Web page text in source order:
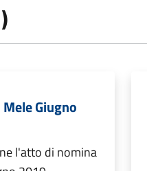
Giugno
l'atto di nomina